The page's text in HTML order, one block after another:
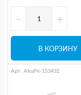
- +
В КОРЗИНУ
Арт. AkuPe-153432